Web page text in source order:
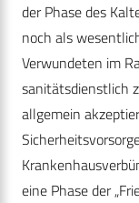
der Phase des
noch als
Verwundeten im
sanitätsdienstlich
allgemein
eine Phase der